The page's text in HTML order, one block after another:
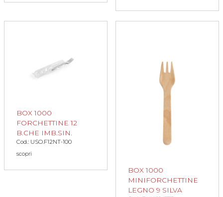
BOX 1000
FORCHETTINE 12
B.CHE IMB.SIN.
Cod.: USO.F12NT-100
scopri
BOX 1000
MINIFORCHETTINE
LEGNO 9 SILVA